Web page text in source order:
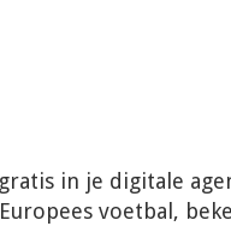
in je digitale
voetbal,